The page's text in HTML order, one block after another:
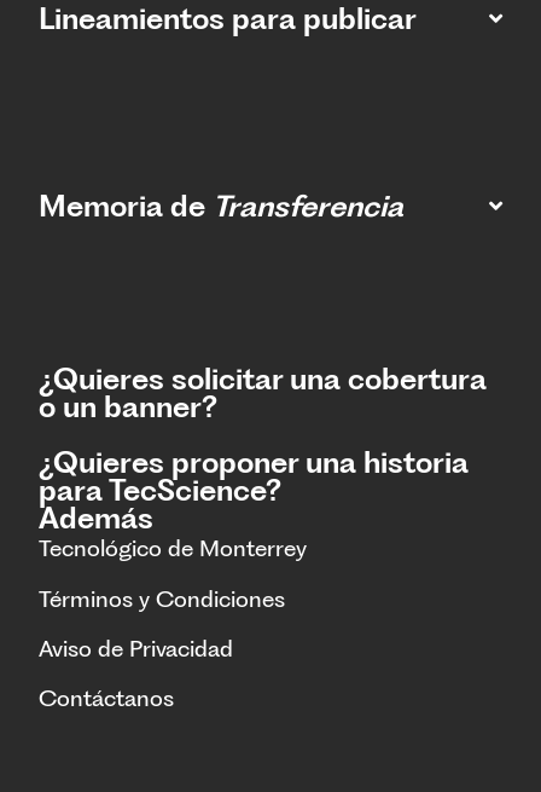
Lineamientos para publicar
Memoria de Transferencia
¿Quieres solicitar una cobertura
o un banner?
¿Quieres proponer una historia
para TecScience?
Además
Tecnológico de Monterrey
Términos y Condiciones
Aviso de Privacidad
Contáctanos